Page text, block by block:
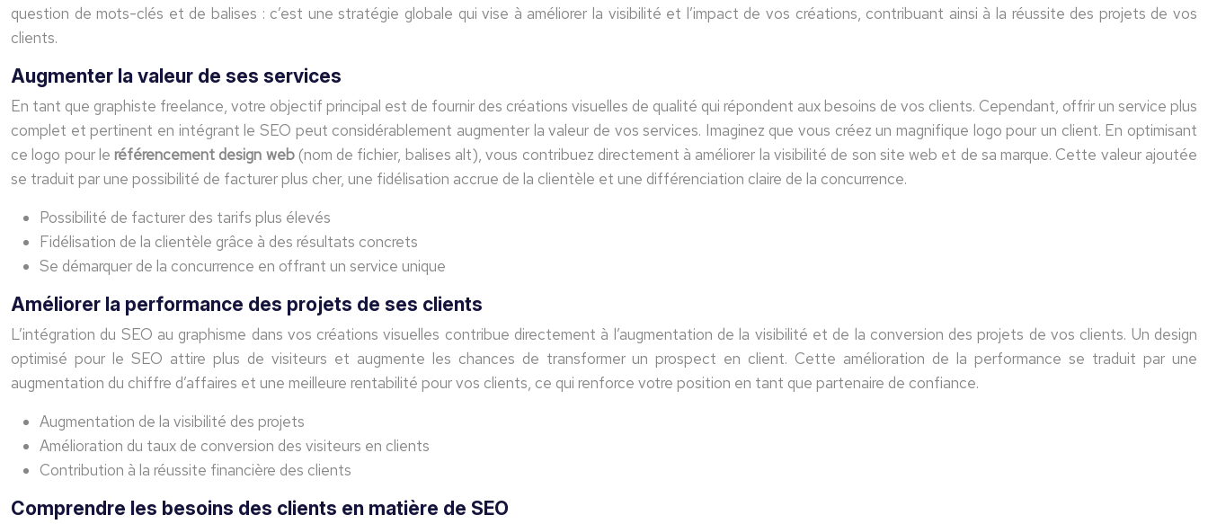
question de mots-clés et de balises : c’est une stratégie globale qui vise à améliorer la visibilité et l’impact de vos créations, contribuant ainsi à la réussite des projets de vos
clients.
Augmenter la valeur de ses services
En tant que graphiste freelance, votre objectif principal est de fournir des créations visuelles de qualité qui répondent aux besoins de vos clients. Cependant, offrir un service plus
complet et pertinent en intégrant le SEO peut considérablement augmenter la valeur de vos services. Imaginez que vous créez un magnifique logo pour un client. En optimisant
ce logo pour leréférencement design web (nom de fichier, balises alt), vous contribuez directement à améliorer la visibilité de son site web et de sa marque. Cette valeur ajoutée
se traduit par une possibilité de facturer plus cher, une fidélisation accrue de la clientèle et une différenciation claire de la concurrence.
Possibilité de facturer des tarifs plus élevés
Fidélisation de la clientèle grâce à des résultats concrets
Se démarquer de la concurrence en offrant un service unique
Améliorer la performance des projets de ses clients
L’intégration du SEO au graphisme dans vos créations visuelles contribue directement à l’augmentation de la visibilité et de la conversion des projets de vos clients. Un design
optimisé pour le SEO attire plus de visiteurs et augmente les chances de transformer un prospect en client. Cette amélioration de la performance se traduit par une
augmentation du chiffre d’affaires et une meilleure rentabilité pour vos clients, ce qui renforce votre position en tant que partenaire de confiance.
Augmentation de la visibilité des projets
Amélioration du taux de conversion des visiteurs en clients
Contribution à la réussite financière des clients
Comprendre les besoins des clients en matière de SEO